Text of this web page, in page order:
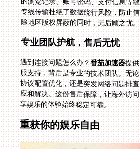
除地区版权屏蔽的同时，无后顾之忧。
专业团队护航，售后无忧
遇到连接问题怎么办？番茄加速器提
服支持，
协议配置
应和解决
享娱乐的体验始终稳定可靠。
重获你的娱乐自由